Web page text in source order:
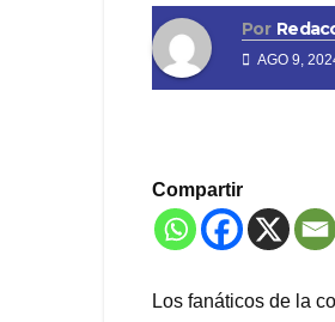
Por
AGO 9,
Compartir
Los fanáticos de la